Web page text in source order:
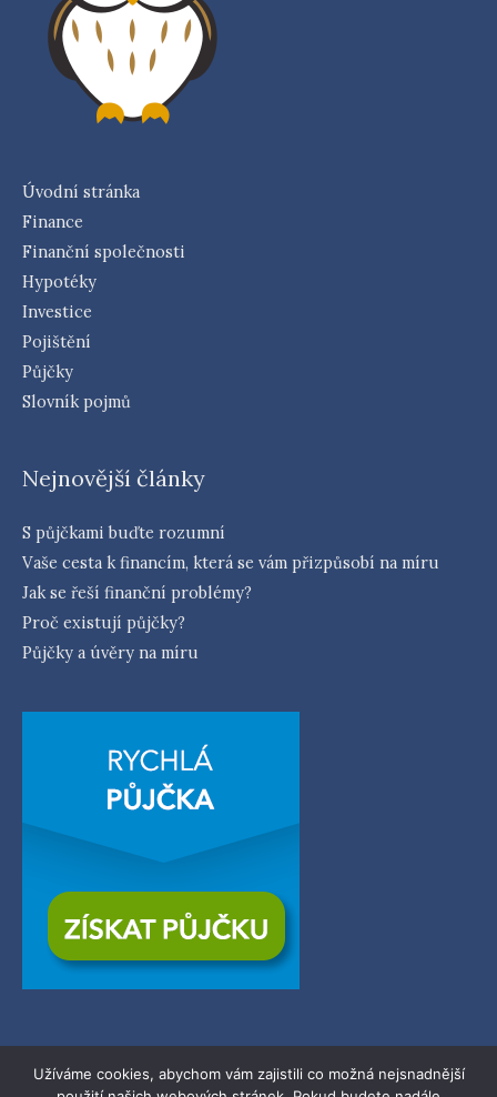
Úvodní stránka
Finance
Finanční společnosti
Hypotéky
Investice
Pojištění
Půjčky
Slovník pojmů
Nejnovější články
S půjčkami buďte rozumní
Vaše cesta k financím, která se vám přizpůsobí na míru
Jak se řeší finanční problémy?
Proč existují půjčky?
Půjčky a úvěry na míru
Užíváme cookies, abychom vám zajistili co možná nejsnadnější